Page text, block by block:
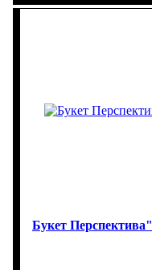
Букет Перспектива"